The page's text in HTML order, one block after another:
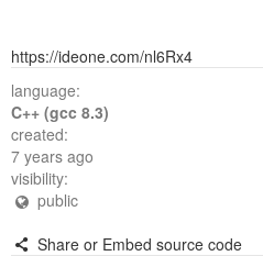
https://ideone.com/nl6Rx4
language:
C++ (gcc 8.3)
created:
7 years ago
visibility:
public
Share or Embed source code